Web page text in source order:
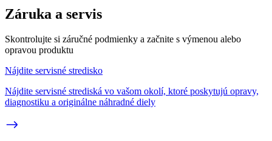
Záruka a servis
Skontrolujte si záručné podmienky a začnite s výmenou alebo
opravou produktu
Nájdite servisné stredisko
Nájdite servisné strediská vo vašom okolí, ktoré poskytujú opravy,
diagnostiku a originálne náhradné diely